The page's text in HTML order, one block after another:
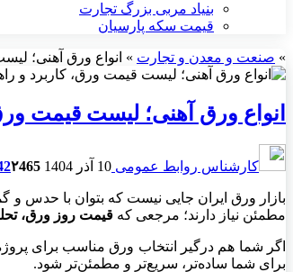
بنیاد مربی بزرگ تجارت
قیمت سکه پارسیان
» صنعت و معدن و تجارت » انواع ورق آهنی؛
انواع ورق آهنی؛ لیست قیمت
کارشناس روابط عمومی 10 آذر 1404 ۲465
بازار ورق ایران جایی نیست که بتوان با حدس و
مطمئن نیاز دارند؛ مرجعی که قیمت روز ورق،
اگر شما هم درگیر انتخاب ورق مناسب برای
برای شما ساده‌تر، سریع‌تر و مطمئن‌تر شود.